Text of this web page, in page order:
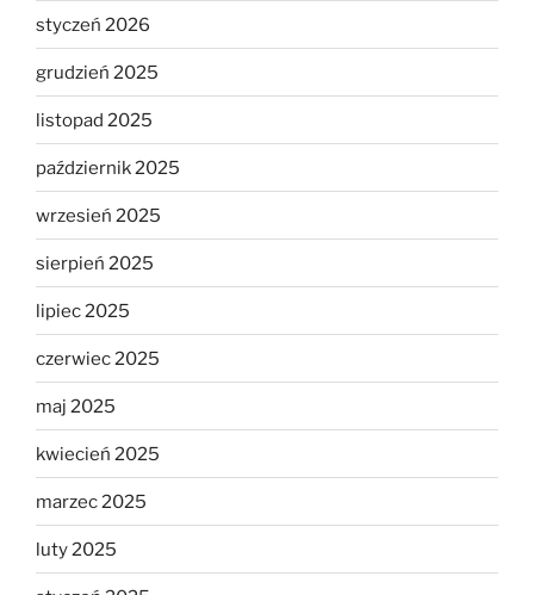
styczeń 2026
grudzień 2025
listopad 2025
październik 2025
wrzesień 2025
sierpień 2025
lipiec 2025
czerwiec 2025
maj 2025
kwiecień 2025
marzec 2025
luty 2025